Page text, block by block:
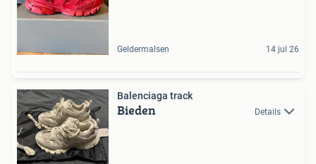
Geldermalsen 14 jul 26
Balenciaga track
Bieden Details